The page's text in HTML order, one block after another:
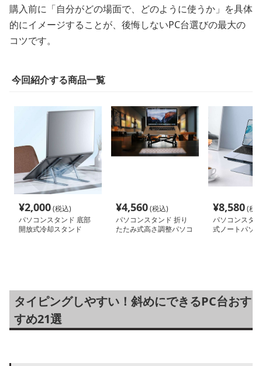
購入前に「自分がどの場面で、どのように使うか」を具体
的にイメージすることが、後悔しないPC台選びの最大の
コツです。
今回紹介する商品一覧
¥2,000(税込)
パソコンスタンド 底部
開放式冷却スタンド
¥4,560(税込)
パソコンスタンド 折り
たたみ式高さ調整パソコ
¥8,580(税
パソコンスタ
式ノートパソ
タイピングしやすい！斜めにできるPC台おす
すめ21選